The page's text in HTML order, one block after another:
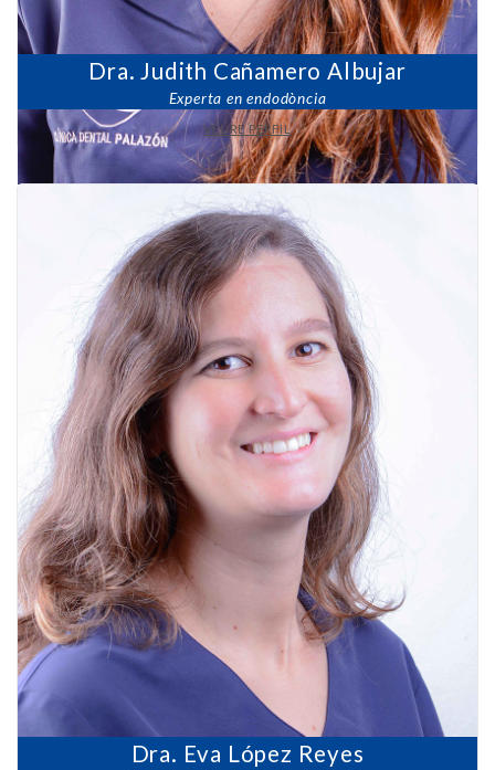
Dra. Judith Cañamero Albujar
Experta en endodòncia
VEURE PERFIL
Dra. Eva López Reyes